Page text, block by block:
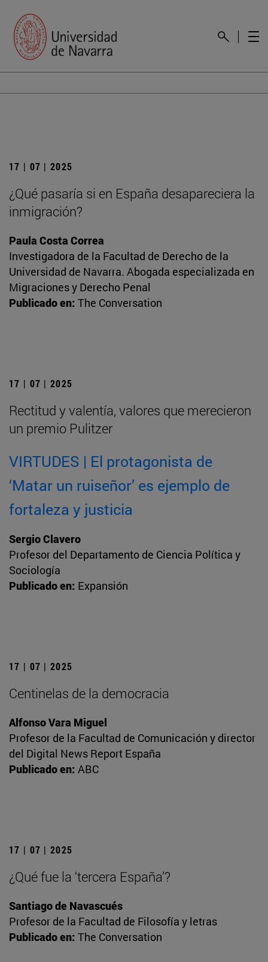
17 | 07 | 2025
¿Qué pasaría si en España desapareciera la
inmigración?
Paula Costa Correa
Investigadora de la Facultad de Derecho de la
Universidad de Navarra. Abogada especializada en
Migraciones y Derecho Penal
Publicado en: The Conversation
17 | 07 | 2025
Rectitud y valentía, valores que merecieron
un premio Pulitzer
VIRTUDES | El protagonista de
‘Matar un ruiseñor’ es ejemplo de
fortaleza y justicia
Sergio Clavero
Profesor del Departamento de Ciencia Política y
Sociología
Publicado en: Expansión
17 | 07 | 2025
Centinelas de la democracia
Alfonso Vara Miguel
Profesor de la Facultad de Comunicación y director
del Digital News Report España
Publicado en: ABC
17 | 07 | 2025
¿Qué fue la ‘tercera España’?
Santiago de Navascués
Profesor de la Facultad de Filosofía y letras
Publicado en: The Conversation